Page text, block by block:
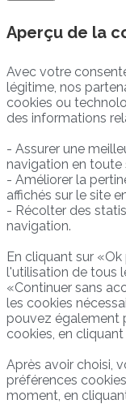
Aperçu de la
Avec votre
légitime, nos
cookies ou
des informations
- Assurer une
navigation en toute
- Améliorer la
affichés sur le site
- Récolter des
navigation.
En cliquant sur
l'utilisation de tous
«Continuer sans
les cookies
pouvez également
cookies, en
Après avoir choisi,
préférences
moment, en